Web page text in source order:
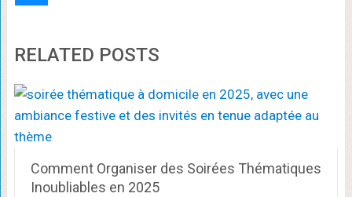
RELATED POSTS
Comment Organiser des Soirées Thématiques
Inoubliables en 2025